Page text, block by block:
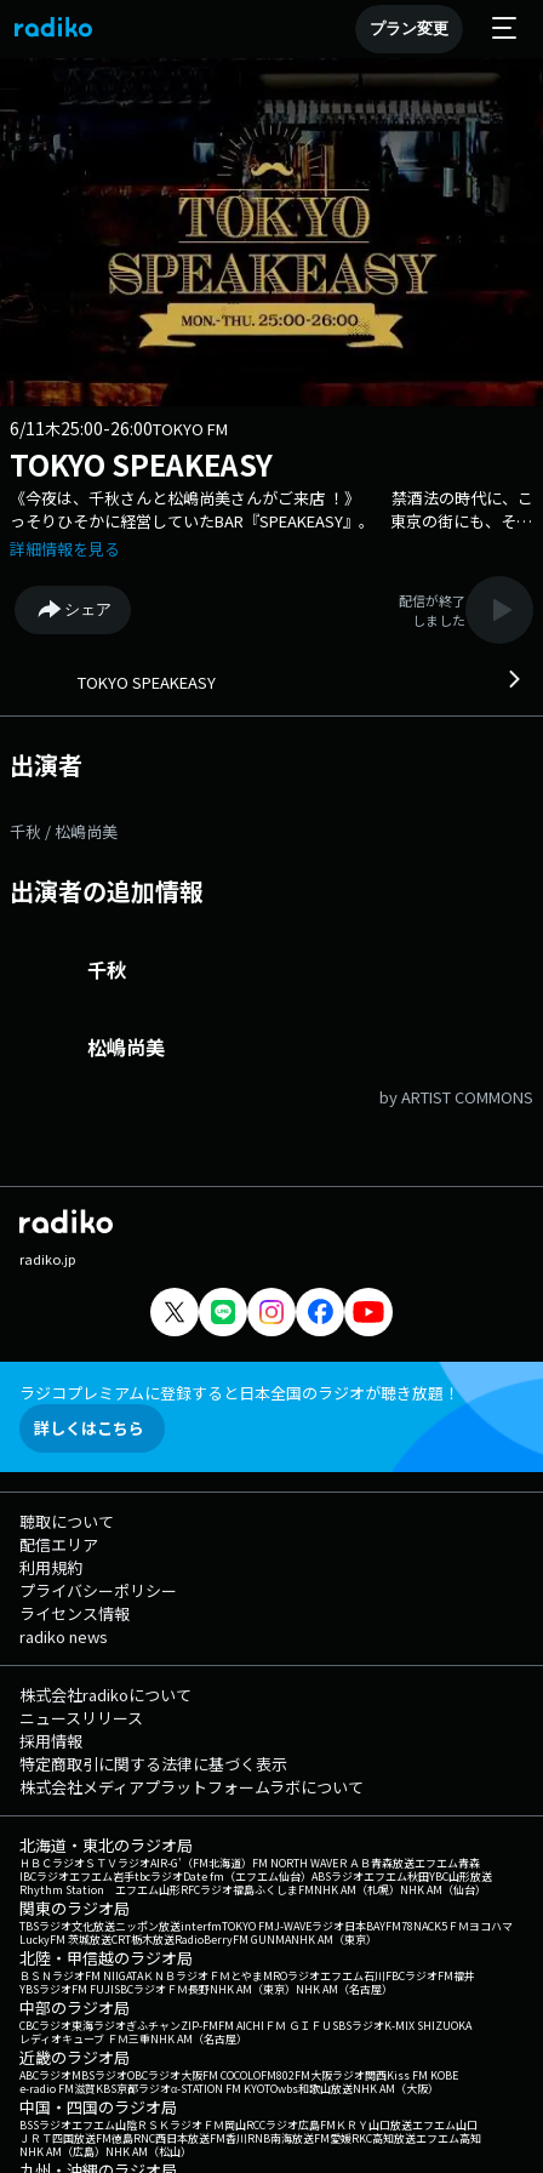
プラン変更
6/11木25:00-26:00TOKYO FM
TOKYO SPEAKEASY
《今夜は、千秋さんと松嶋尚美さんがご来店 ！》 禁酒法の時代に、こ
っそりひそかに経営していたBAR『SPEAKEASY』。 東京の街にも、そん
なひそかなバーが、まだあった。 それは、とある小さな本屋の奥の部屋
俳優・女優・アーティスト・政治家、 また起業家・メディアプロデュー
サーなどのスゴい方たちが訪れ、 「ここでしか語れない」様々な話を繰
り広げている。 どうやら、あの秋元康が、このバーに彼らを招待してい
Webサイト：https://www.tfm.co.jp/speakeasy/ メッセージフォーム：
詳細情報を見る
シェア
配信が終了
しました
TOKYO SPEAKEASY
出演者
千秋 / 松嶋尚美
出演者の追加情報
千秋
松嶋尚美
by ARTIST COMMONS
radiko.jp
ラジコプレミアムに登録すると日本全国のラジオが聴き放題！
詳しくはこちら
聴取について
配信エリア
利用規約
プライバシーポリシー
ライセンス情報
radiko news
株式会社radikoについて
ニュースリリース
採用情報
特定商取引に関する法律に基づく表示
株式会社メディアプラットフォームラボについて
北海道・東北のラジオ局
ＨＢＣラジオＳＴＶラジオAIR-G'（FM北海道） FM NORTH WAVEＲＡＢ青森放送エフエム青森
IBCラジオエフエム岩手tbcラジオDate fm（エフエム仙台） ABSラジオエフエム秋田YBC山形放送
Rhythm Station エフエム山形RFCラジオ福島ふくしまFMNHK AM（札幌） NHK AM（仙台）
関東のラジオ局
TBSラジオ文化放送ニッポン放送interfmTOKYO FMJ-WAVEラジオ日本BAYFM78NACK5 ＦＭヨコハマ
LuckyFM 茨城放送CRT栃木放送RadioBerryFM GUNMANHK AM（東京）
北陸・甲信越のラジオ局
ＢＳＮラジオFM NIIGATAＫＮＢラジオ ＦＭとやまMROラジオエフエム石川FBCラジオFM福井
YBSラジオFM FUJISBCラジオ ＦＭ長野NHK AM（東京） NHK AM（名古屋）
中部のラジオ局
CBCラジオ東海ラジオぎふチャンZIP-FMFM AICHI ＦＭ ＧＩＦＵ SBSラジオK-MIX SHIZUOKA
レディオキューブ ＦＭ三重NHK AM（名古屋）
近畿のラジオ局
ABCラジオMBSラジオOBCラジオ大阪FM COCOLOFM802FM大阪ラジオ関西Kiss FM KOBE
e-radio FM滋賀KBS京都ラジオα-STATION FM KYOTOwbs和歌山放送NHK AM（大阪）
中国・四国のラジオ局
BSSラジオエフエム山陰ＲＳＫラジオ ＦＭ岡山RCCラジオ広島FM ＫＲＹ山口放送エフエム山口
ＪＲＴ四国放送FM徳島RNC西日本放送FM香川RNB南海放送FM愛媛RKC高知放送エフエム高知
NHK AM（広島） NHK AM（松山）